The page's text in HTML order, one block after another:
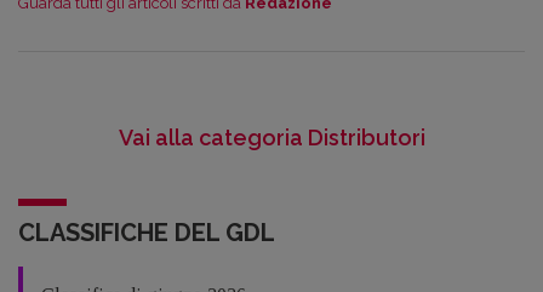
Vai alla categoria Distributori
CLASSIFICHE DEL GDL